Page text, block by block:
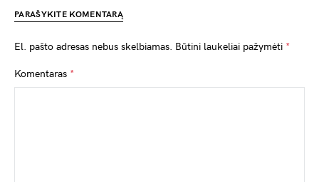
PARAŠYKITE KOMENTARĄ
El. pašto adresas nebus skelbiamas. Būtini laukeliai pažymėti *
Komentaras *